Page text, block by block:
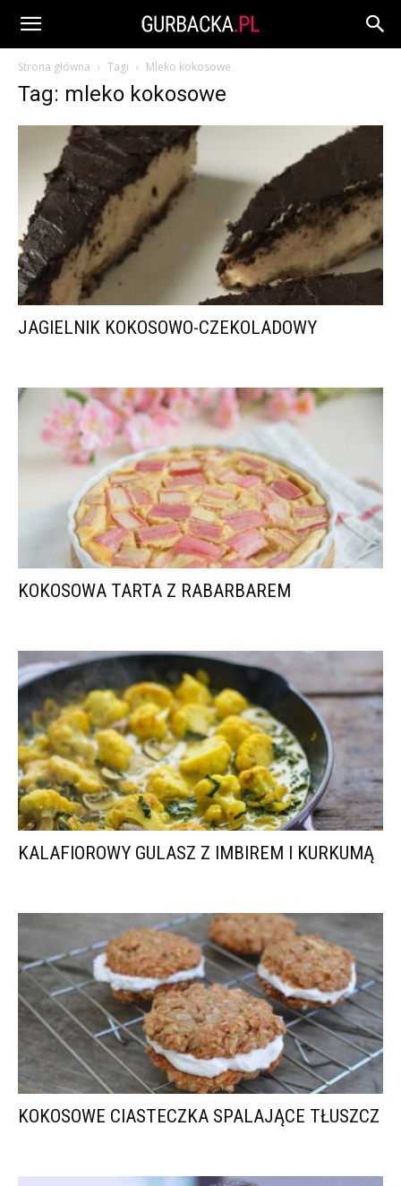
Strona główna Tagi Mleko kokosowe
Tag: mleko kokosowe
JAGIELNIK KOKOSOWO-CZEKOLADOWY
KOKOSOWA TARTA Z RABARBAREM
KALAFIOROWY GULASZ Z IMBIREM I KURKUMĄ
KOKOSOWE CIASTECZKA SPALAJĄCE TŁUSZCZ